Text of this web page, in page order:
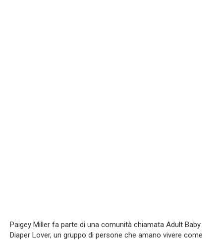
Paigey Miller fa parte di una comunità chiamata Adult Baby
Diaper Lover, un gruppo di persone che amano vivere come